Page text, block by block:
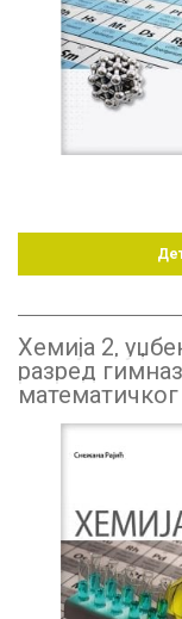
Хемија 2,
разред